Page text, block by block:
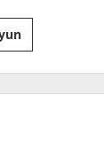
Eğitim
Meselesi
“Cömertlik
Ensar